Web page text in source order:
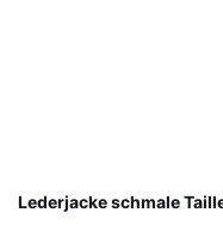
Lederjacke schmale